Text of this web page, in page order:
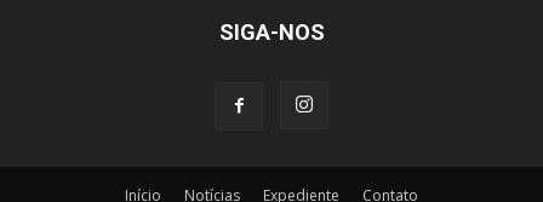
SIGA-NOS
Início Notícias Expediente Contato